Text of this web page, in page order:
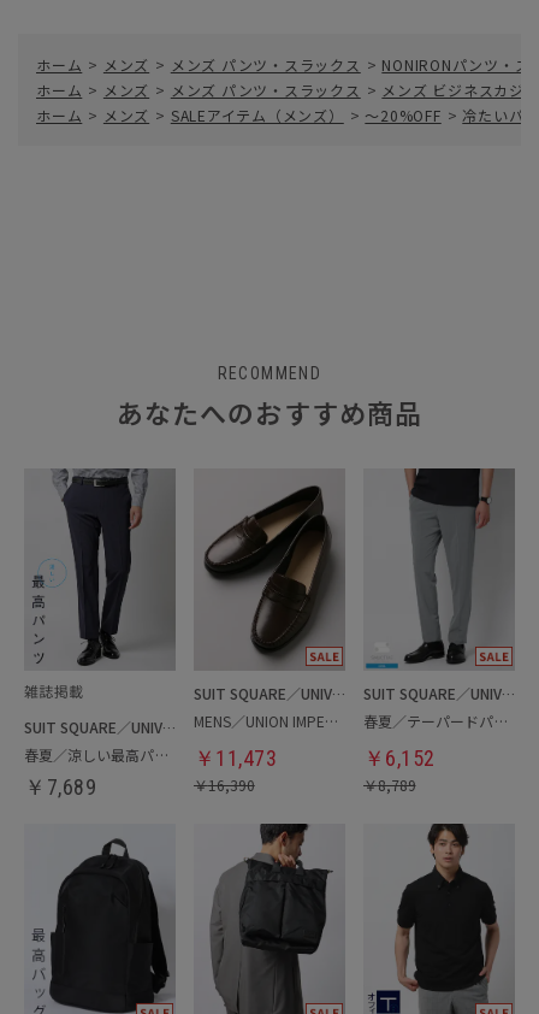
ホーム > メンズ > メンズ パンツ・スラックス > NONIRONパンツ・ス
ホーム > メンズ > メンズ パンツ・スラックス > メンズ ビジネスカジ
ホーム > メンズ > SALEアイテム（メンズ） > ～20%OFF > 冷たいパ
RECOMMEND
あなたへのおすすめ商品
SUIT SQUARE／UNIVERSAL LANGUAGE
春夏／涼しい最高パンツ
￥ 7,689
SUIT SQUARE／UNIVERSAL LANGUAGE
MENS／UNION IMPERIAL監修／コインローファー
￥ 11,473
￥16,390
SUIT SQUARE／UNIVERSAL LANGUAGE
春夏／テーパードパンツ
￥ 6,152
￥8,789